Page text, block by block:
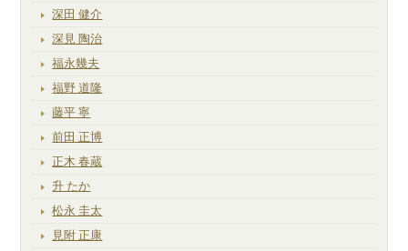
深田 健介
深見 陶治
福永幾夫
福野 道隆
藤平 寧
前田 正博
正木 春蔵
升 たか
松永 圭太
見附 正康